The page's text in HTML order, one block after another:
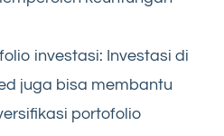
investasi: Investasi di
juga bisa membantu
portofolio